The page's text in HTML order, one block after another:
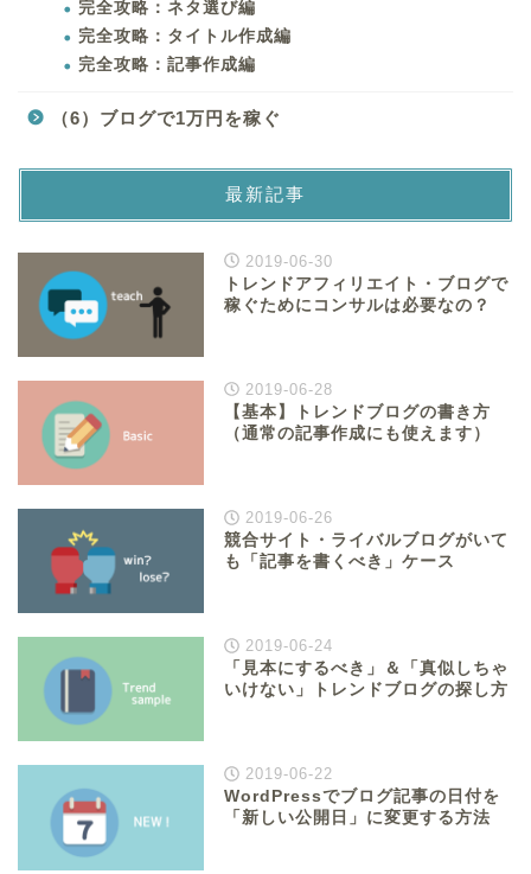
完全攻略：ネタ選び編
完全攻略：タイトル作成編
完全攻略：記事作成編
（6）ブログで1万円を稼ぐ
最新記事
2019-06-30
トレンドアフィリエイト・ブログで
稼ぐためにコンサルは必要なの？
2019-06-28
【基本】トレンドブログの書き方
（通常の記事作成にも使えます）
2019-06-26
競合サイト・ライバルブログがいて
も「記事を書くべき」ケース
2019-06-24
「見本にするべき」＆「真似しちゃ
いけない」トレンドブログの探し方
2019-06-22
WordPressでブログ記事の日付を
「新しい公開日」に変更する方法